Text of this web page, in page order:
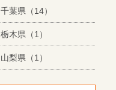
千葉県（14）
栃木県（1）
山梨県（1）